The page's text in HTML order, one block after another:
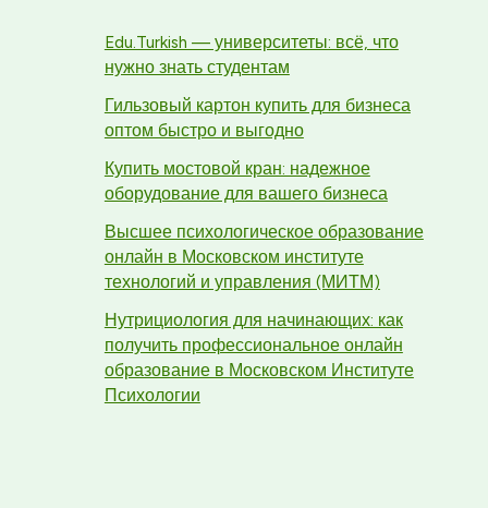
Edu.Turkish — университеты: всё, что
нужно знать студентам
Гильзовый картон купить для бизнеса
оптом быстро и выгодно
Купить мостовой кран: надежное
оборудование для вашего бизнеса
Высшее психологическое образование
онлайн в Московском институте
технологий и управления (МИТМ)
Нутрициология для начинающих: как
получить профессиональное онлайн
образование в Московском Институте
Психологии